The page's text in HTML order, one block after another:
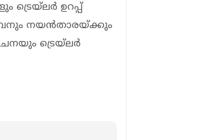
ട്രെയ്‌ലർ ഉറപ്പ്
നയൻതാരയ്ക്കും
ട്രെയ്‌ലർ